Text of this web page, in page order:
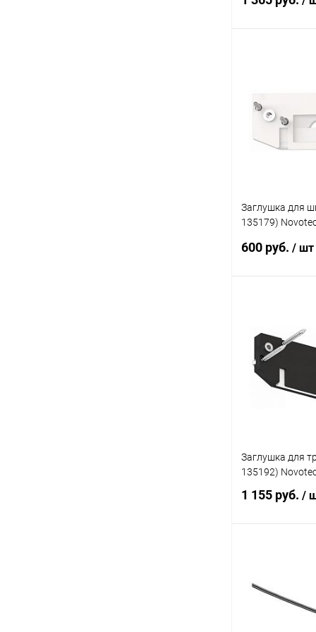
В избранное
Заглушка для
135179)
600 руб. / шт
Купить в 1 клик
В избранное
Заглушка для
135192)
1 155 руб. /
Купить в 1 клик
В избранное